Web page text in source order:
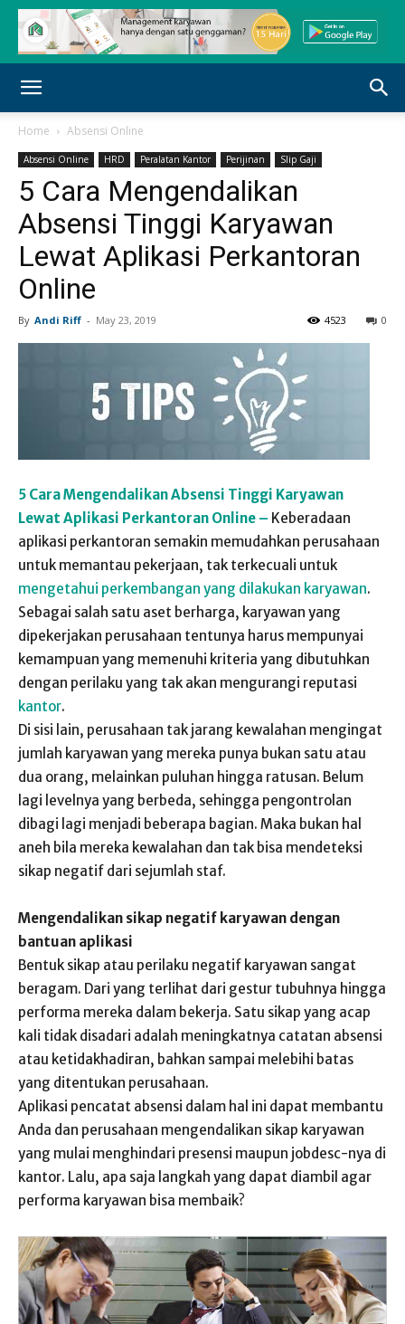
Home Absensi Online
Absensi Online HRD Peralatan Kantor Perijinan Slip Gaji
5 Cara Mengendalikan
Absensi Tinggi Karyawan
Lewat Aplikasi Perkantoran
Online
By Andi Riff - May 23, 2019 0
4523
5 Cara Mengendalikan Absensi Tinggi Karyawan
Lewat Aplikasi Perkantoran Online – Keberadaan
aplikasi perkantoran semakin memudahkan perusahaan
untuk memantau pekerjaan, tak terkecuali untuk
mengetahui perkembangan yang dilakukan karyawan.
Sebagai salah satu aset berharga, karyawan yang
dipekerjakan perusahaan tentunya harus mempunyai
kemampuan yang memenuhi kriteria yang dibutuhkan
dengan perilaku yang tak akan mengurangi reputasi
kantor.
Di sisi lain, perusahaan tak jarang kewalahan mengingat
jumlah karyawan yang mereka punya bukan satu atau
dua orang, melainkan puluhan hingga ratusan. Belum
lagi levelnya yang berbeda, sehingga pengontrolan
dibagi lagi menjadi beberapa bagian. Maka bukan hal
aneh bila mereka kewalahan dan tak bisa mendeteksi
sikap negatif dari sejumlah staf.
Mengendalikan sikap negatif karyawan dengan
bantuan aplikasi
Bentuk sikap atau perilaku negatif karyawan sangat
beragam. Dari yang terlihat dari gestur tubuhnya hingga
performa mereka dalam bekerja. Satu sikap yang acap
kali tidak disadari adalah meningkatnya catatan absensi
atau ketidakhadiran, bahkan sampai melebihi batas
yang ditentukan perusahaan.
Aplikasi pencatat absensi dalam hal ini dapat membantu
Anda dan perusahaan mengendalikan sikap karyawan
yang mulai menghindari presensi maupun jobdesc-nya di
kantor. Lalu, apa saja langkah yang dapat diambil agar
performa karyawan bisa membaik?